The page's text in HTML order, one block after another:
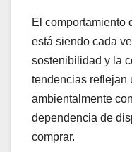
El comportamiento
está siendo cada
sostenibilidad y la
tendencias reflejan
ambientalmente
dependencia de
comprar.